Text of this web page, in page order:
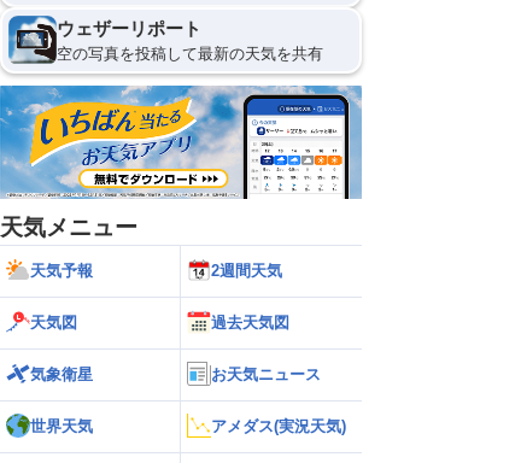
ウェザーリポート
空の写真を投稿して最新の天気を共有
天気メニュー
天気予報 2週間天気
天気図 過去天気図
気象衛星 お天気ニュース
世界天気 アメダス(実況天気)